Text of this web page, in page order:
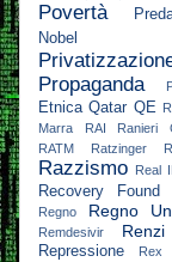
Povertà
Nobel
Propaganda
Etnica Qatar QE
Marra
RAI Ranieri
RATM Ratzinger
Razzismo Real
Recovery Found
Regno Regno
Remdesivir Renzi
Repressione Rex